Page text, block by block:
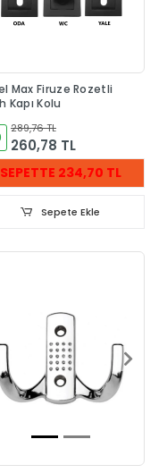
Max Firuze Rozetli
Kapı Kolu
289,76 TL
260,78 TL
SEPETTE 234,70 TL
Sepete Ekle